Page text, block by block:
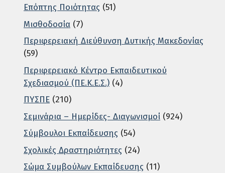
Επόπτης Ποιότητας (51)
Μισθοδοσία (7)
Περιφερειακή Διεύθυνση Δυτικής Μακεδονίας
(59)
Περιφερειακό Κέντρο Εκπαιδευτικού
Σχεδιασμού (ΠΕ.Κ.Ε.Σ.) (4)
ΠΥΣΠΕ (210)
Σεμινάρια – Ημερίδες- Διαγωνισμοί (924)
Σύμβουλοι Εκπαίδευσης (54)
Σχολικές Δραστηριότητες (24)
Σώμα Συμβούλων Εκπαίδευσης (11)